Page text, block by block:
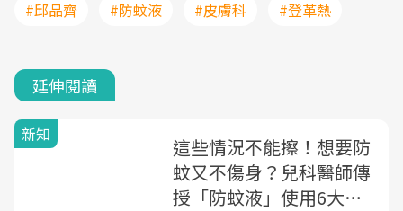
#邱品齊 #防蚊液 #皮膚科 #登革熱
延伸閱讀
新知
這些情況不能擦！想要防
蚊又不傷身？兒科醫師傳
授「防蚊液」使用6大原